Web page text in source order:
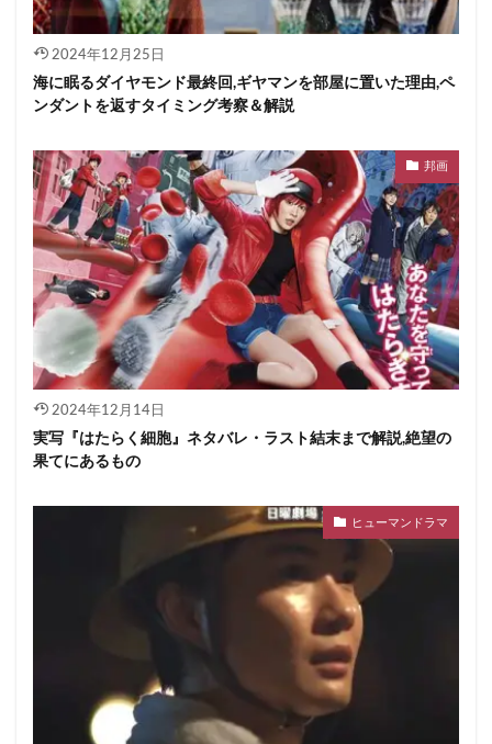
2024年12月25日
海に眠るダイヤモンド最終回,ギヤマンを部屋に置いた理由,ペ
ンダントを返すタイミング考察＆解説
邦画
2024年12月14日
実写『はたらく細胞』ネタバレ・ラスト結末まで解説,絶望の
果てにあるもの
ヒューマンドラマ